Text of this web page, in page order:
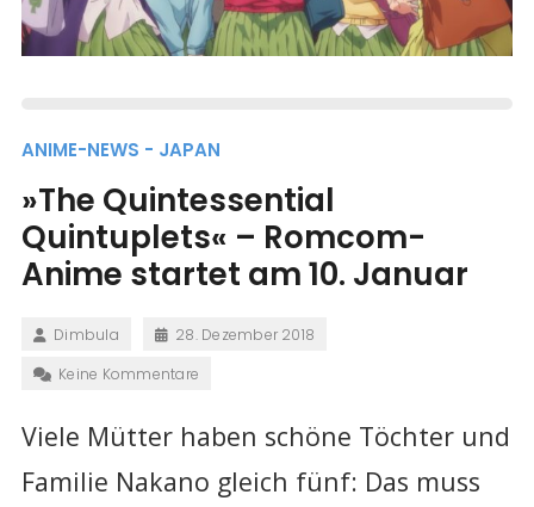
ANIME-NEWS - JAPAN
»The Quintessential
Quintuplets« – Romcom-
Anime startet am 10. Januar
Dimbula
28. Dezember 2018
Keine Kommentare
Viele Mütter haben schöne Töchter und
Familie Nakano gleich fünf: Das muss